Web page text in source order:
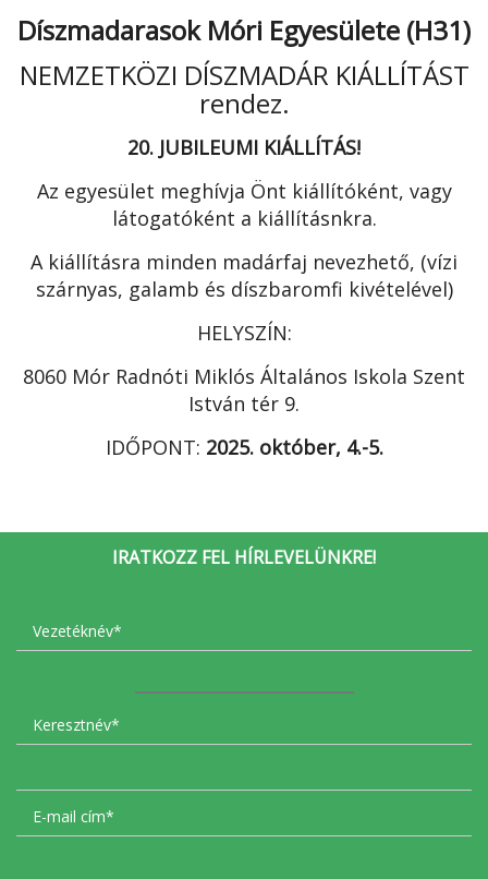
Díszmadarasok Móri Egyesülete (H31)
NEMZETKÖZI DÍSZMADÁR KIÁLLÍTÁST
rendez.
20. JUBILEUMI KIÁLLÍTÁS!
Az egyesület meghívja Önt kiállítóként, vagy
látogatóként a kiállításnkra.
A kiállításra minden madárfaj nevezhető, (vízi
szárnyas, galamb és díszbaromfi kivételével)
HELYSZÍN:
8060 Mór Radnóti Miklós Általános Iskola Szent
István tér 9.
IDŐPONT: 2025. október, 4.-5.
IRATKOZZ FEL HÍRLEVELÜNKRE!